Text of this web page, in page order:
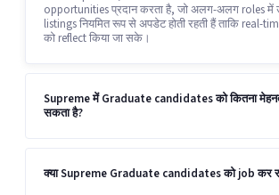
opportunities प्रदान करता है, जो अलग-अलग roles में
listings नियमित रूप से अपडेट होती रहती हैं ताकि real-
को reflect किया जा सके।
Supreme में Graduate candidates को कितना
सकता है?
क्या Supreme Graduate candidates को job कर